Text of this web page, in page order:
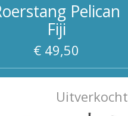
Pelican
Fiji
€ 49,50
Uitverkocht